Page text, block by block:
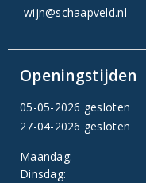
wijn@schaapveld.nl
Openingstijden
05-05-2026 gesloten
27-04-2026 gesloten
Maandag:
Dinsdag: